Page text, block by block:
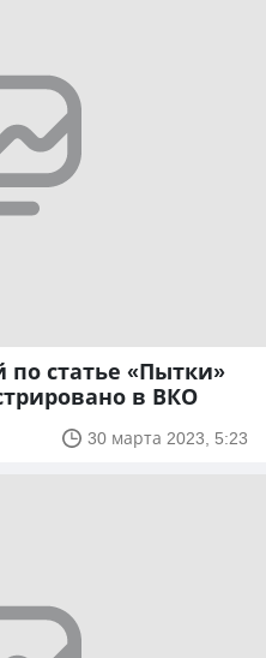
статье «Пытки»
в ВКО
30 марта 2023, 5:23